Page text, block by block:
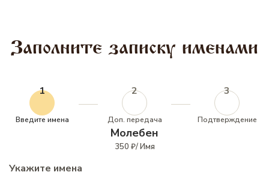
Заполните записку именами
1
Введите имена
2
Доп. передача
3
Подтверждение
Молебен
350 ₽/ Имя
Укажите имена